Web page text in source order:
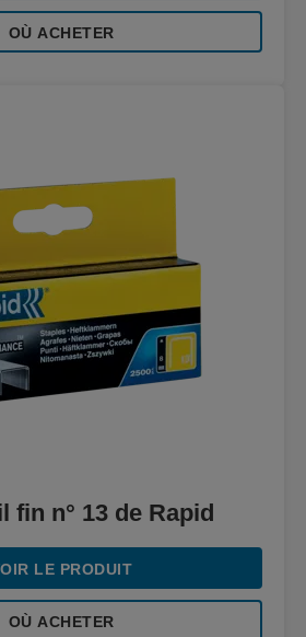
OÙ ACHETER
fin n° 13 de Rapid
LE PRODUIT
OÙ ACHETER